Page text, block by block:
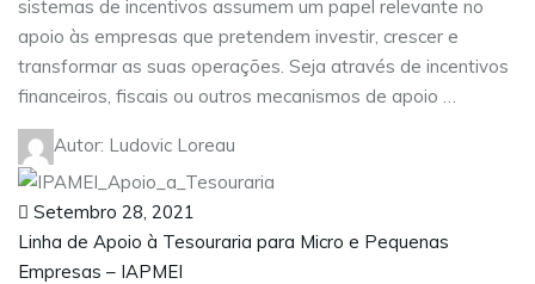
sistemas de incentivos assumem um papel relevante no
apoio às empresas que pretendem investir, crescer e
transformar as suas operações. Seja através de incentivos
financeiros, fiscais ou outros mecanismos de apoio …
Autor: Ludovic Loreau
Setembro 28, 2021
Linha de Apoio à Tesouraria para Micro e Pequenas
Empresas – IAPMEI